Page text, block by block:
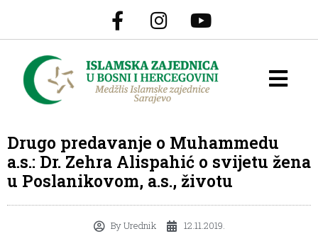
Drugo predavanje o Muhammedu
a.s.: Dr. Zehra Alispahić o svijetu žena
u Poslanikovom, a.s., životu
ByUrednik 12.11.2019.